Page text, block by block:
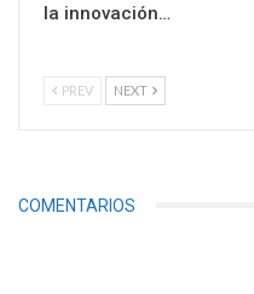
la innovación…
PREV NEXT
COMENTARIOS